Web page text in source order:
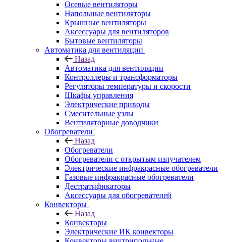
Осевые вентиляторы
Напольные вентиляторы
Крышные вентиляторы
Аксессуары для вентиляторов
Бытовые вентиляторы
Автоматика для вентиляции
Назад
Автоматика для вентиляции
Контроллеры и трансформаторы
Регуляторы температуры и скорости
Шкафы управления
Электрические приводы
Смесительные узлы
Вентиляторные доводчики
Обогреватели
Назад
Обогреватели
Обогреватели с открытым излучателем
Электрические инфракрасные обогреватели
Газовые инфракрасные обогреватели
Дестратификаторы
Аксессуары для обогревателей
Конвекторы
Назад
Конвекторы
Электрические ИК конвекторы